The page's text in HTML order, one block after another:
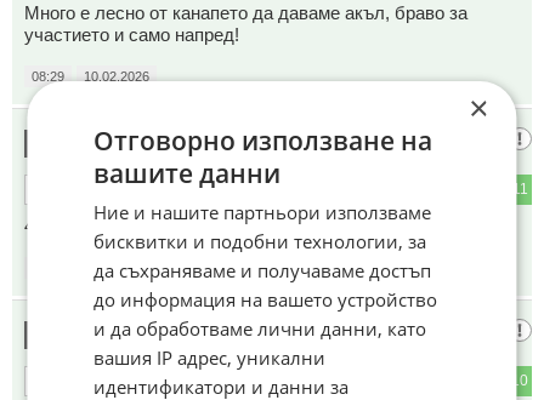
Много е лесно от канапето да даваме акъл, браво за
участието и само напред!
08:29 10.02.2026
А стига бе..
11
4 години подготовка и сефте… продължаваме напред🙈
10.02.2026
Пулев
10
×
Отговорно използване на
вашите данни
Ние и нашите партньори използваме
бисквитки и подобни технологии, за
да съхраняваме и получаваме достъп
до информация на вашето устройство
и да обработваме лични данни, като
вашия IP адрес, уникални
идентификатори и данни за